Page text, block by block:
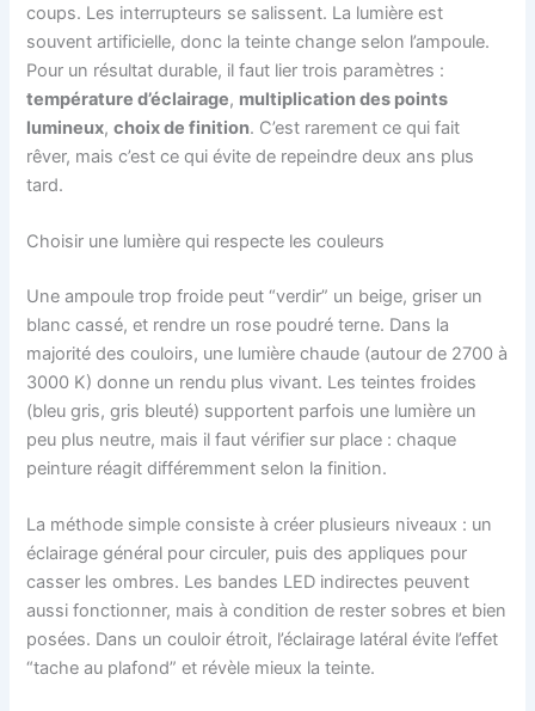
coups. Les interrupteurs se salissent. La lumière est
souvent artificielle, donc la teinte change selon l’ampoule.
Pour un résultat durable, il faut lier trois paramètres :
température d’éclairage, multiplication des points
lumineux,choix de finition. C’est rarement ce qui fait
rêver, mais c’est ce qui évite de repeindre deux ans plus
tard.
Choisir une lumière qui respecte les couleurs
Une ampoule trop froide peut “verdir” un beige, griser un
blanc cassé, et rendre un rose poudré terne. Dans la
majorité des couloirs, une lumière chaude (autour de 2700 à
3000 K) donne un rendu plus vivant. Les teintes froides
(bleu gris, gris bleuté) supportent parfois une lumière un
peu plus neutre, mais il faut vérifier sur place : chaque
peinture réagit différemment selon la finition.
La méthode simple consiste à créer plusieurs niveaux : un
éclairage général pour circuler, puis des appliques pour
casser les ombres. Les bandes LED indirectes peuvent
aussi fonctionner, mais à condition de rester sobres et bien
posées. Dans un couloir étroit, l’éclairage latéral évite l’effet
“tache au plafond” et révèle mieux la teinte.